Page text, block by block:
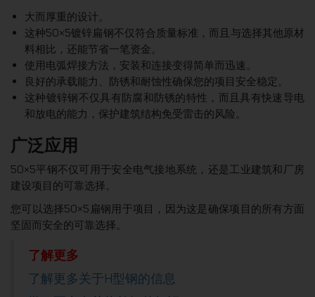
大而厚重的设计。
这种50×5镀锌扁钢不仅符合质量标准，而且与选择其他原材
料相比，还能节省一笔资金。
使用电弧焊接方法，安装和连接变得简单而迅速。
良好的承载能力、防锈和耐蚀性确保您的项目安全稳定。
这种镀锌钢不仅具有防腐和防锈的特性，而且具有快速导电
和放电的能力，保护建筑结构免受雷击的风险。
广泛应用
50×5平钢不仅可用于安全电气接地系统，还是工业建筑和厂房
建设项目的可靠选择。
您可以选择50×5扁钢用于项目，因为这是确保项目的所有方面
坚固而安全的可靠选择。
了解更多
了解更多关于H型钢的信息